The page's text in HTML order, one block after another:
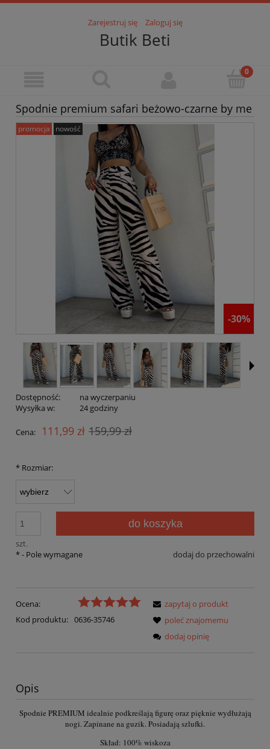
Zarejestruj się Zaloguj się
Butik Beti
Spodnie premium safari beżowo-czarne by me
promocja nowość
-30%
Dostępność:
na wyczerpaniu
Wysyłka w:
24 godziny
Cena: 111,99 zł 159,99 zł
* Rozmiar:
szt.
do koszyka
dodaj do przechowalni
*- Pole wymagane
Ocena:
Kod produktu: 0636-35746
zapytaj o produkt
poleć znajomemu
dodaj opinię
Opis
Spodnie PREMIUM idealnie podkreślają figurę oraz pięknie wydłużają
nogi. Zapinane na guzik. Posiadają szlufki.
Skład: 100% wiskoza